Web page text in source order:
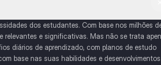
dos estudantes. Com base nos milhões
relevantes e significativas. Mas não se trata
diários de aprendizado, com planos de estudo
base nas suas habilidades e